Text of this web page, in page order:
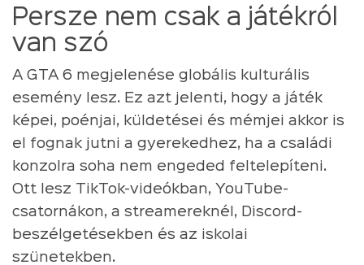
Persze nem csak a játékról
van szó
A GTA 6 megjelenése globális kulturális
esemény lesz. Ez azt jelenti, hogy a játék
képei, poénjai, küldetései és mémjei akkor is
el fognak jutni a gyerekedhez, ha a családi
konzolra soha nem engeded feltelepíteni.
Ott lesz TikTok-videókban, YouTube-
csatornákon, a streamereknél, Discord-
beszélgetésekben és az iskolai
szünetekben.